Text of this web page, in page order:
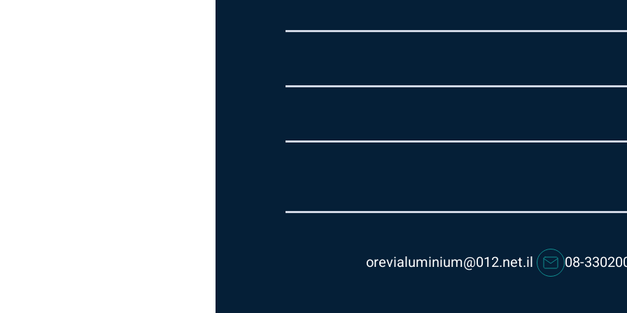
orevialuminium@012.net.il 08-